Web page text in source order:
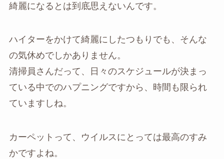
綺麗になるとは到底思えないんです。
ハイターをかけて綺麗にしたつもりでも、そんな
の気休めでしかありません。
清掃員さんだって、日々のスケジュールが決まっ
ている中でのハプニングですから、時間も限られ
ていますしね。
カーペットって、ウイルスにとっては最高のすみ
かですよね。